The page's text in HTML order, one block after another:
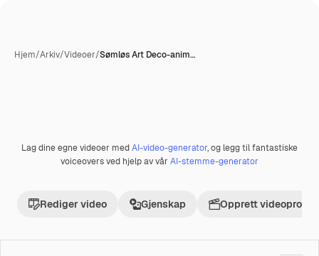
Hjem/Arkiv/Videoer/Sømløs Art Deco-anim…
Premium
Lag dine egne videoer medAI-video-generator, og legg til fantastiske
voiceovers ved hjelp av vår AI-stemme-generator
Rediger video Gjenskap Opprett